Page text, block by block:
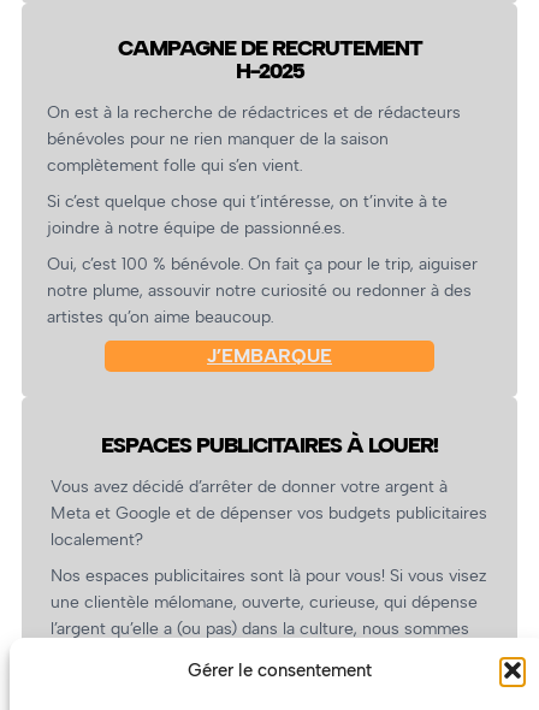
Gérer le consentement
CAMPAGNE DE RECRUTEMENT
H-2025
On est à la recherche de rédactrices et de rédacteurs
bénévoles pour ne rien manquer de la saison
complètement folle qui s’en vient.
Si c’est quelque chose qui t’intéresse, on t’invite à te
joindre à notre équipe de passionné.es.
Oui, c’est 100 % bénévole. On fait ça pour le trip, aiguiser
notre plume, assouvir notre curiosité ou redonner à des
artistes qu’on aime beaucoup.
J’EMBARQUE
ESPACES PUBLICITAIRES À LOUER!
Vous avez décidé d’arrêter de donner votre argent à
Meta et Google et de dépenser vos budgets publicitaires
localement?
Nos espaces publicitaires sont là pour vous! Si vous visez
une clientèle mélomane, ouverte, curieuse, qui dépense
l’argent qu’elle a (ou pas) dans la culture, nous sommes